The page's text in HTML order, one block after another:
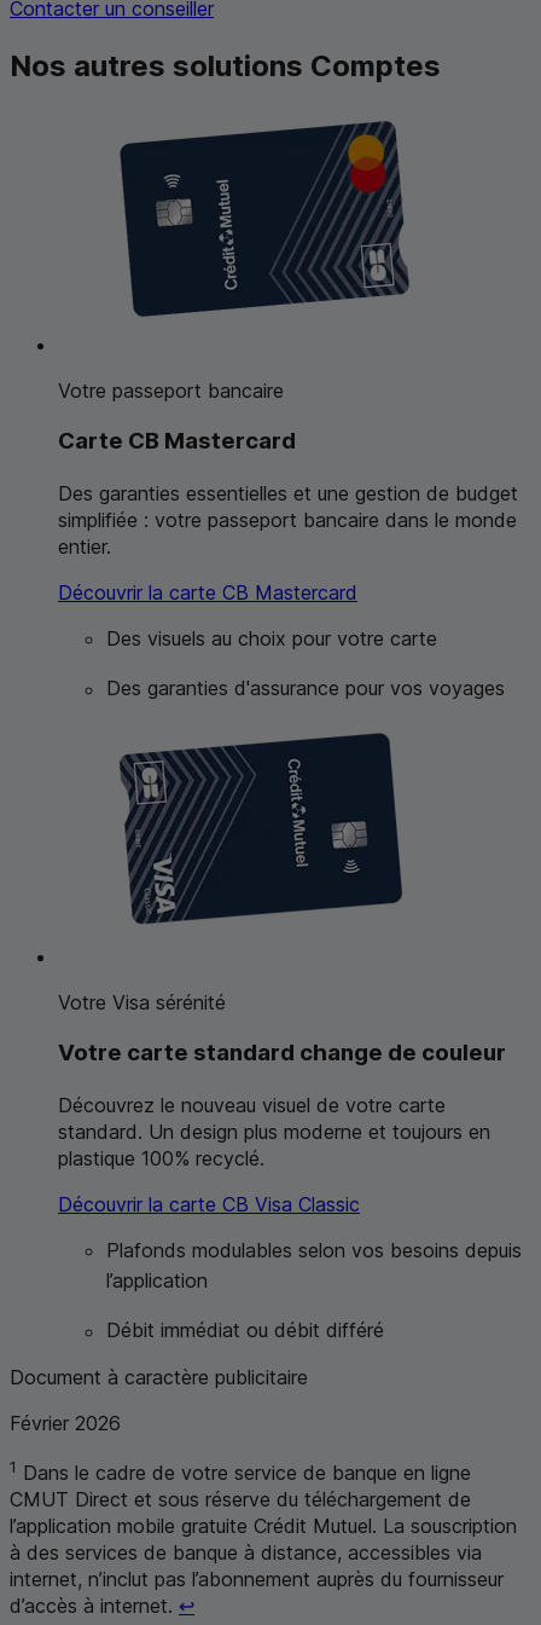
Contacter un conseiller
Nos autres solutions Comptes
Votre passeport bancaire
Carte CB Mastercard
Des garanties essentielles et une gestion de budget
simplifiée : votre passeport bancaire dans le monde
entier.
Découvrir la carte CB Mastercard
Des visuels au choix pour votre carte
Des garanties d'assurance pour vos voyages
Votre Visa sérénité
Votre carte standard change de couleur
Découvrez le nouveau visuel de votre carte
standard. Un design plus moderne et toujours en
plastique 100% recyclé.
Découvrir la carte CB Visa Classic
Plafonds modulables selon vos besoins depuis
l’application
Débit immédiat ou débit différé
Document à caractère publicitaire
Février 2026
1 Dans le cadre de votre service de banque en ligne
CMUT Direct et sous réserve du téléchargement de
l’application mobile gratuite Crédit Mutuel. La souscription
à des services de banque à distance, accessibles via
internet, n’inclut pas l’abonnement auprès du fournisseur
d’accès à internet. ↩Retour au renvoi 1